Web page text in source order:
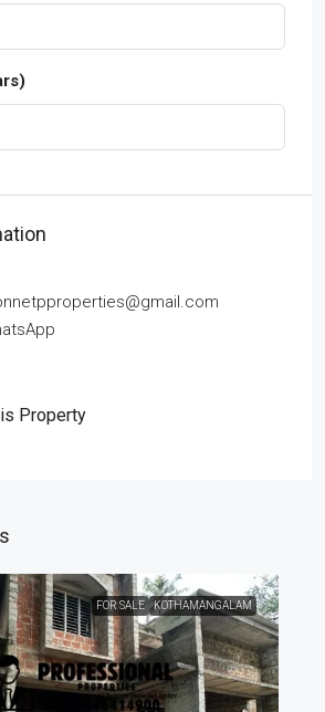
Property
FOR SALE KOTHAMANGALAM